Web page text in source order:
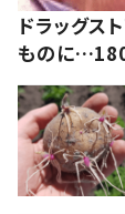
ドラッグス
ものに…180